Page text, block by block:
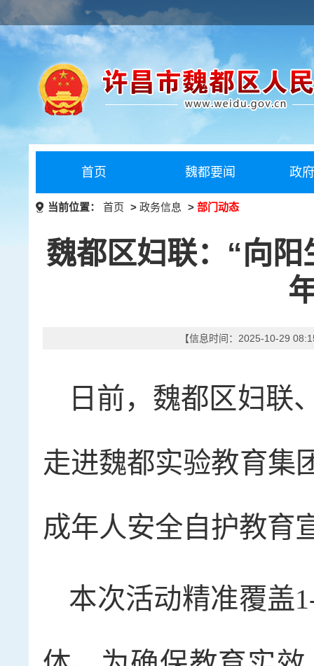
首页 魏都要闻 政
当前位置： 首页 > 政务信息 > 部门动态
魏都区妇联：“向
【信息时间：2025-10-29
日前，魏都区妇联
走进魏都实验教育集
成年人安全自护教育
本次活动精准覆盖